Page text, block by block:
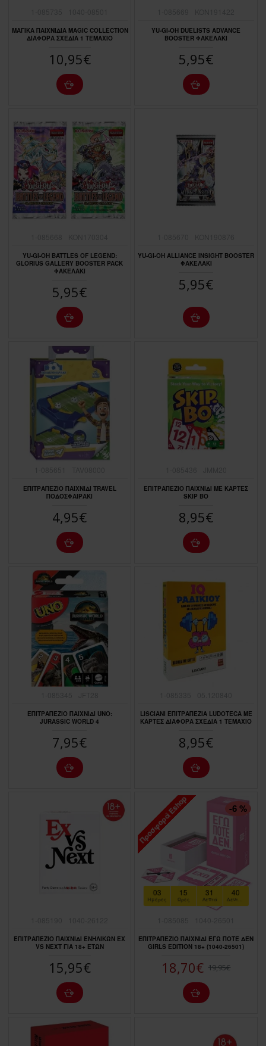
ΜΑΓΙΚΑ ΠΑΙΧΝΙΔΙΑ MAGIC COLLECTION
ΔΙΑΦΟΡΑ ΣΧΕΔΙΑ 1 ΤΕΜΑΧΙΟ
10,95€
YU-GI-OH DUELISTS ADVANCE
BOOSTER ΦΑΚΕΛΑΚΙ
5,95€
YU-GI-OH BATTLES OF LEGEND:
GLORIUS GALLERY BOOSTER PACK
ΦΑΚΕΛΑΚΙ
5,95€
YU-GI-OH ALLIANCE INSIGHT BOOSTER
ΦΑΚΕΛΑΚΙ
5,95€
ΕΠΙΤΡΑΠΕΖΙΟ ΠΑΙΧΝΙΔΙ TRAVEL
ΠΟΔΟΣΦΑΙΡΑΚΙ
4,95€
ΕΠΙΤΡΑΠΕΖΙΟ ΠΑΙΧΝΙΔΙ ΜΕ ΚΑΡΤΕΣ
SKIP BO
8,95€
ΕΠΙΤΡΑΠΕΖΙΟ ΠΑΙΧΝΙΔΙ UNO:
JURASSIC WORLD 4
7,95€
LISCIANI ΕΠΙΤΡΑΠΕΖΙΑ LUDOTECA ΜΕ
ΚΑΡΤΕΣ ΔΙΑΦΟΡΑ ΣΧΕΔΙΑ 1 ΤΕΜΑΧΙΟ
8,95€
ΕΠΙΤΡΑΠΕΖΙΟ ΠΑΙΧΝΙΔΙ ΕΝΗΛΙΚΩΝ EX
VS NEXT ΓΙΑ 18+ ΕΤΩΝ
15,95€
ΠΤΏΣΗ ΤΙΜΉΣ
Προσφορά Eshop -6 %
03
Ημέρες
15
Ώρες
31
Λεπτά
39
Δευτερόλεπτα
ΕΠΙΤΡΑΠΕΖΙΟ ΠΑΙΧΝΙΔΙ ΕΓΩ ΠΟΤΕ ΔΕΝ
GIRLS EDITION 18+ (1040-26501)
18,70€ 19,95€